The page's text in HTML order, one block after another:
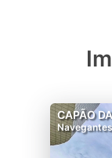
CAPÃO
Navegantes